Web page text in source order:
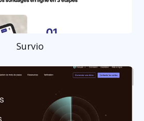
Survio